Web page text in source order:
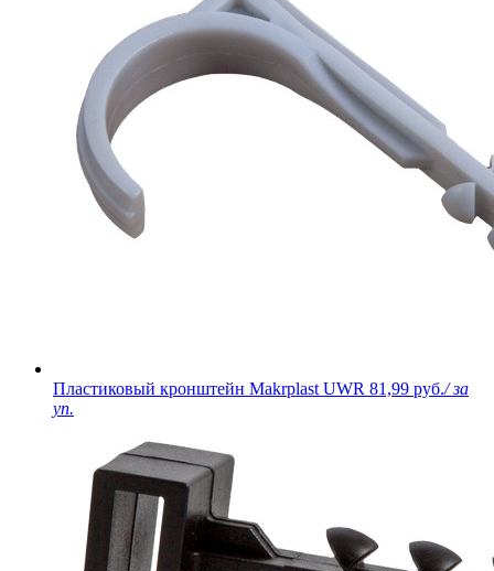
Пластиковый кронштейн Makrplast UWR 81,99 руб./ за
уп.